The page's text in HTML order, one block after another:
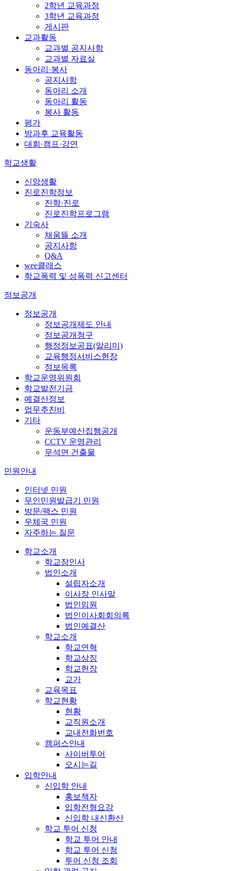
2학년 교육과정
3학년 교육과정
게시판
교과활동
교과별 공지사항
교과별 자료실
동아리·봉사
공지사항
동아리 소개
동아리 활동
봉사 활동
평가
방과후 교육활동
대회·캠프·강연
학교생활
신앙생활
진로진학정보
진학·진로
진로진학프로그램
기숙사
채움뜰 소개
공지사항
Q&A
wee클래스
학교폭력 및 성폭력 신고센터
정보공개
정보공개
정보공개제도 안내
정보공개청구
행정정보공표(알리미)
교육행정서비스현장
정보목록
학교운영위원회
학교발전기금
예결산정보
업무추진비
기타
운동부예산집행공개
CCTV 운영관리
무석면 건출물
민원안내
인터넷 민원
무인민원발급기 민원
방문/팩스 민원
우체국 민원
자주하는 질문
학교소개
학교장인사
법인소개
설립자소개
이사장 인사말
법인임원
법인이사회회의록
법인예결산
학교소개
학교연혁
학교상징
학교헌장
교가
교육목표
학교현황
현황
교직원소개
교내전화번호
캠퍼스안내
사이버투어
오시는길
입학안내
신입학 안내
홍보책자
입학전형요강
신입학 내신환산
학교 투어 신청
학교 투어 안내
학교 투어 신청
투어 신청 조회